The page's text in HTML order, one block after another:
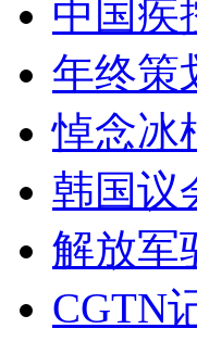
中国疾
年终策
悼念冰
韩国议
解放军
CGTN